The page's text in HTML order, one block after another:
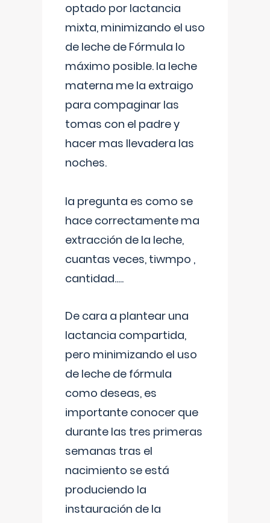
optado por lactancia
mixta, minimizando el uso
de leche de Fórmula lo
máximo posible. la leche
materna me la extraigo
para compaginar las
tomas con el padre y
hacer mas llevadera las
noches.
la pregunta es como se
hace correctamente ma
extracción de la leche,
cuantas veces, tiwmpo ,
cantidad.....
De cara a plantear una
lactancia compartida,
pero minimizando el uso
de leche de fórmula
como deseas, es
importante conocer que
durante las tres primeras
semanas tras el
nacimiento se está
produciendo la
instauración de la